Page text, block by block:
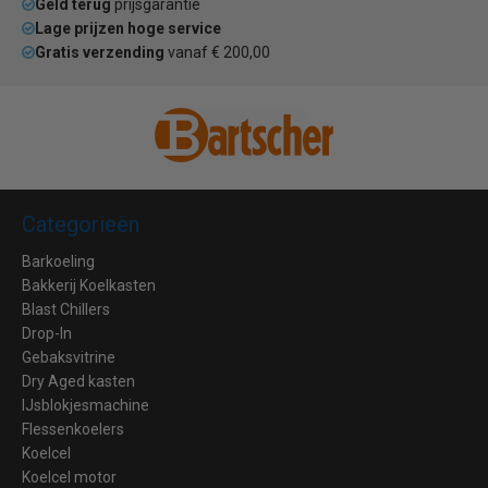
Geld terug prijsgarantie
Lage prijzen hoge service
Gratis verzending vanaf € 200,00
Categorieën
Barkoeling
Bakkerij Koelkasten
Blast Chillers
Drop-In
Gebaksvitrine
Dry Aged kasten
IJsblokjesmachine
Flessenkoelers
Koelcel
Koelcel motor